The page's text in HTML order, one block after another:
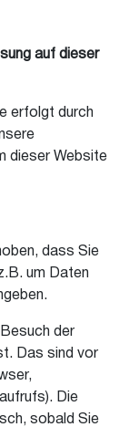
auf dieser
erfolgt durch
dieser Website
dass Sie
um Daten
der
Das sind vor
Die
sobald Sie